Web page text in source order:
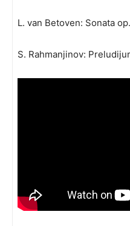
L. van Betoven: Sonata
S. Rahmanjinov: